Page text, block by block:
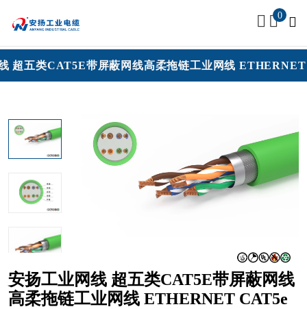
0
工业网线 超五类CAT5E带屏蔽网线高柔拖链工业网线
安扬工业网线 超五类CAT5E带屏蔽网线
高柔拖链工业网线 ETHERNET CAT5e